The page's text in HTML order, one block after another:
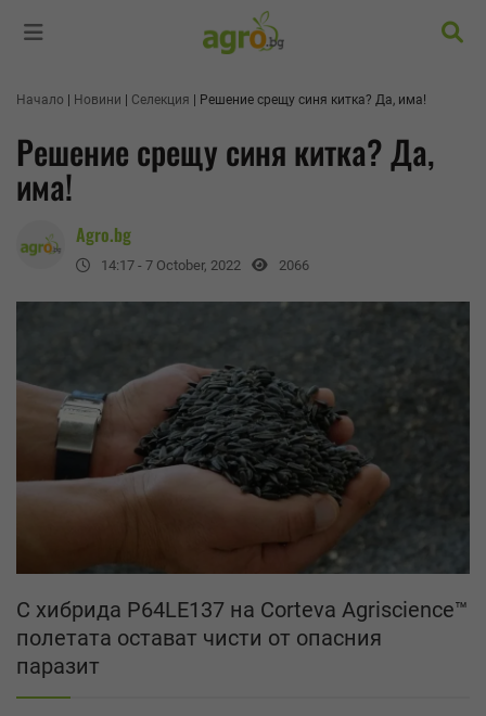
Начало Новини Селекция Решение срещу синя китка? Да, има!
Решение срещу синя китка? Да,
има!
Agro.bg
14:17 - 7 October, 2022 2066
С хибрида P64LE137 на Corteva Agriscience™
полетата остават чисти от опасния
паразит